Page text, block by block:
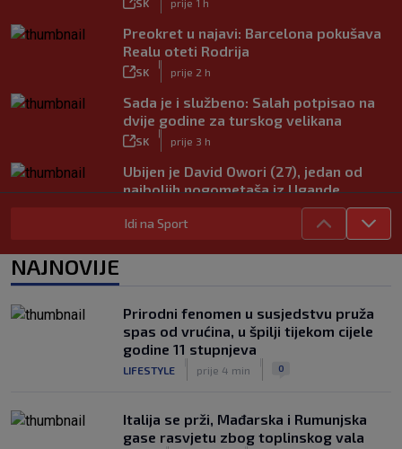
Preokret u najavi: Barcelona pokušava
Realu oteti Rodrija
SK prije 2 h
Sada je i službeno: Salah potpisao na
dvije godine za turskog velikana
SK prije 3 h
Ubijen je David Owori (27), jedan od
najboljih nogometaša iz Ugande
Garcia odabrao početnih 11 za Litvu?
Livaja se čini se vraća na klupu
Njemački kroničar govorio o Vuškoviću:
Ima samo jednu manu
SK prije 7 h
Idi na Sport
NAJNOVIJE
Prirodni fenomen u susjedstvu pruža
spas od vrućina, u špilji tijekom cijele
godine 11 stupnjeva
LIFESTYLE prije 4 min 0
Italija se prži, Mađarska i Rumunjska
gase rasvjetu zbog toplinskog vala